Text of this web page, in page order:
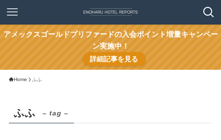
アメックスゴールドプリファードの入会ポイント増量キャンペー
ン実施中！
詳細記事を見る
Home ふふ
ふふ – tag –